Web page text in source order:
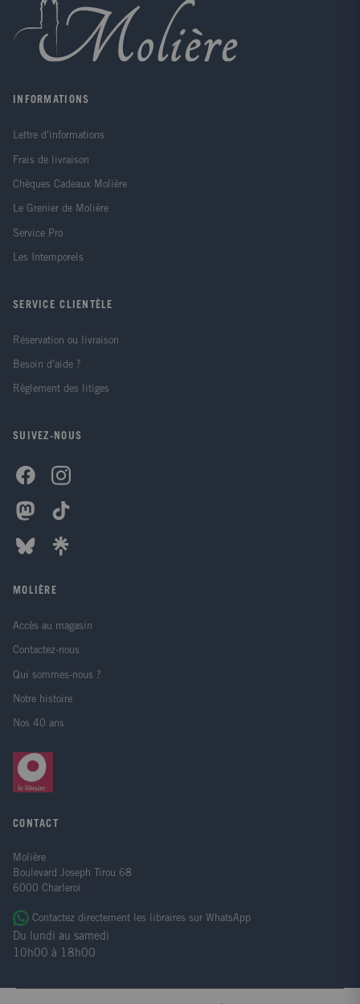
INFORMATIONS
Lettre d'informations
Frais de livraison
Chèques Cadeaux Molière
Le Grenier de Molière
Service Pro
Les Intemporels
SERVICE CLIENTÈLE
Réservation ou livraison
Besoin d'aide ?
Règlement des litiges
SUIVEZ-NOUS
MOLIÈRE
Accès au magasin
Contactez-nous
Qui sommes-nous ?
Notre histoire
Nos 40 ans
CONTACT
Molière
Boulevard Joseph Tirou 68
6000 Charleroi
Contactez directement les libraires sur WhatsApp
Du lundi au samedi
10h00 à 18h00